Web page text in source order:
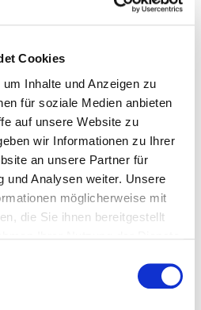
Cookies
Inhalte und Anzeigen zu
für soziale Medien anbieten
auf unsere Website zu
wir Informationen zu Ihrer
an unsere Partner für
und Analysen weiter. Unsere
möglicherweise mit
die Sie ihnen bereitgestellt
39 cm -...